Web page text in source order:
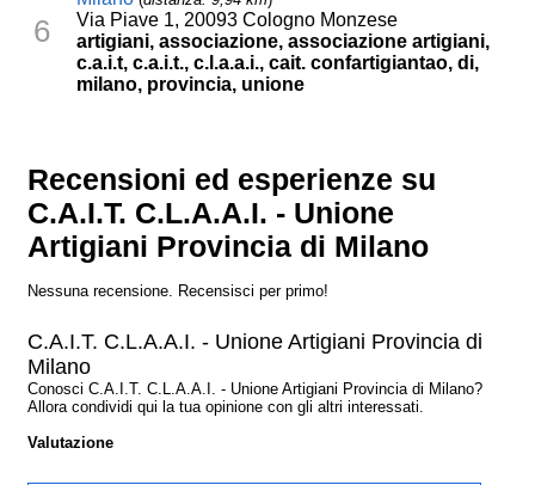
6
Via Piave 1, 20093 Cologno Monzese
artigiani, associazione, associazione artigiani,
c.a.i.t, c.a.i.t., c.l.a.a.i., cait. confartigiantao, di,
milano, provincia, unione
Recensioni ed esperienze su
C.A.I.T. C.L.A.A.I. - Unione
Artigiani Provincia di Milano
Nessuna recensione. Recensisci per primo!
C.A.I.T. C.L.A.A.I. - Unione Artigiani Provincia di
Milano
Conosci C.A.I.T. C.L.A.A.I. - Unione Artigiani Provincia di Milano?
Allora condividi qui la tua opinione con gli altri interessati.
Valutazione